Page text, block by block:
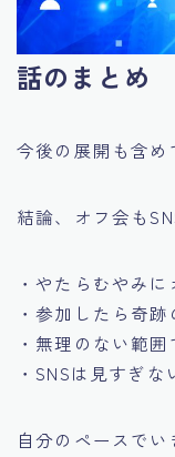
話のまとめ
今後の展開も含め
結論、オフ会も
・やたらむやみ
・参加したら奇
・無理のない範
・SNSは見すぎな
自分のペースでい